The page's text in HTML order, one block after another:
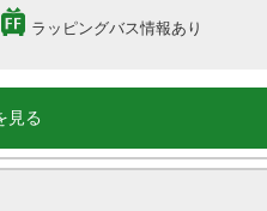
ラッピングバス情報あり
見る